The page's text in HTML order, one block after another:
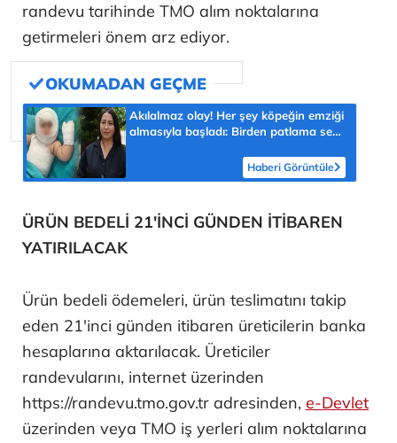
randevu tarihinde TMO alım noktalarına
getirmeleri önem arz ediyor.
Akılalmaz olay! Her şey köpeğin emziği
almasıyla başladı: Birden patlama sesi
Haberi Görüntüle
ÜRÜN BEDELİ 21'İNCİ GÜNDEN İTİBAREN
YATIRILACAK
Ürün bedeli ödemeleri, ürün teslimatını takip
eden 21'inci günden itibaren üreticilerin banka
hesaplarına aktarılacak. Üreticiler
randevularını, internet üzerinden
https://randevu.tmo.gov.tr adresinden, e-Devlet
üzerinden veya TMO iş yerleri alım noktalarına